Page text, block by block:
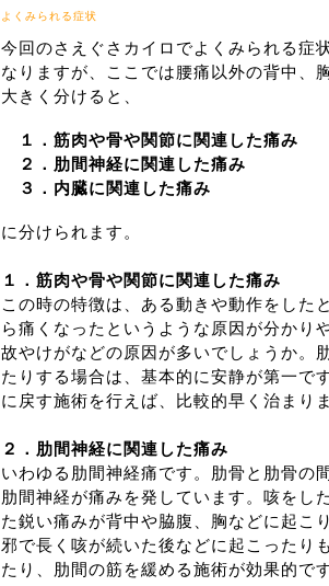
よくみられる症状
今回のさえぐさカイロでよくみられる症状
なりますが、ここでは腰痛以外の背中、
大きく分けると、
１． 筋肉や骨や関節に関連した痛み
２．肋間神経に関連した痛み
３．内臓に関連した痛み
に分けられます。
１． 筋肉や骨や関節に関連した痛み
この時の特徴は、ある動きや動作をした
ら痛くなったというような原因が分かり
故やけがなどの原因が多いでしょうか。
たりする場合は、基本的に安静が第一で
に戻す施術を行えば、比較的早く治まりま
２． 肋間神経に関連した痛み
いわゆる肋間神経痛です。肋骨と肋骨の
肋間神経が痛みを発しています。咳をし
た鋭い痛みが背中や脇腹、胸などに起こ
邪で長く咳が続いた後などに起こったり
たり、肋間の筋を緩める施術が効果的です